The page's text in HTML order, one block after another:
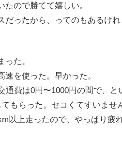
ので勝てて嬉しい。
だったから、ってのもあるけれ
た。
を使った。早かった。
通費は0円〜1000円の間で、と
もらった。セコくてすいませ
以上走ったので、やっぱり疲れ